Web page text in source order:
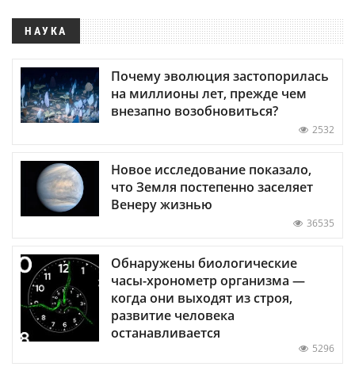
НАУКА
Почему эволюция застопорилась
на миллионы лет, прежде чем
внезапно возобновиться?
2532
Новое исследование показало,
что Земля постепенно заселяет
Венеру жизнью
36535
Обнаружены биологические
часы-хронометр организма —
когда они выходят из строя,
развитие человека
останавливается
5296